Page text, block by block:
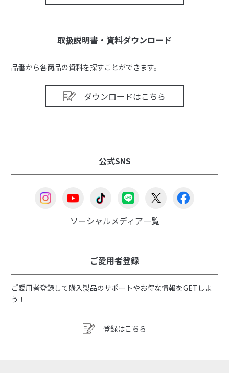
取扱説明書・資料ダウンロード
品番から各商品の資料を探すことができます。
ダウンロードはこちら
公式SNS
ソーシャルメディア一覧
ご愛用者登録
ご愛用者登録して購入製品のサポートやお得な情報をGETしよ
う！
登録はこちら